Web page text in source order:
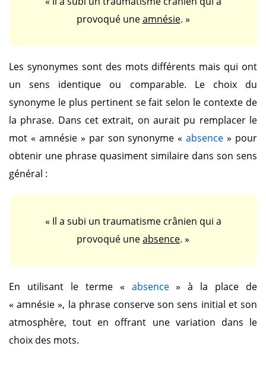
provoqué uneamnésie. »
Les synonymes sont des mots différents mais qui ont
un sens identique ou comparable. Le choix du
synonyme le plus pertinent se fait selon le contexte de
la phrase. Dans cet extrait, on aurait pu remplacer le
mot « amnésie » par son synonyme«absence » pour
obtenir une phrase quasiment similaire dans son sens
général :
« Il a subi un traumatisme crânien qui a
provoqué uneabsence. »
En utilisant le terme « absence» à la place de
« amnésie », la phrase conserve son sens initial et son
atmosphère, tout en offrant une variation dans le
choix des mots.